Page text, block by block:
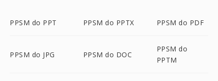
PPSM do PPT PPSM do PPTX PPSM do PDF
PPSM do JPG PPSM do DOC
PPSM do
PPTM